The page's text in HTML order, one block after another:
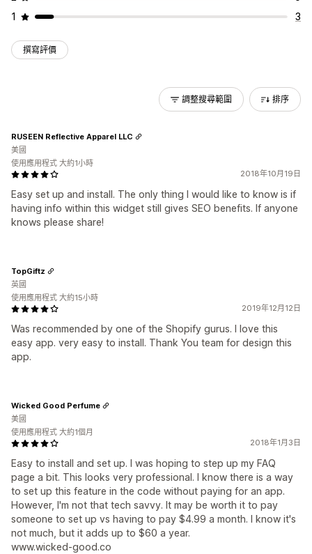
1
3
撰寫評價
調整搜尋範圍 排序
2018年10月19日
Easy set up and install. The only thing I would like to know is if
having info within this widget still gives SEO benefits. If anyone
knows please share!
RUSEEN Reflective Apparel LLC
美國
使用應用程式 大約1小時
2019年12月12日
Was recommended by one of the Shopify gurus. I love this
easy app. very easy to install. Thank You team for design this
app.
TopGiftz
英國
使用應用程式 大約15小時
2018年1月3日
Easy to install and set up. I was hoping to step up my FAQ
page a bit. This looks very professional. I know there is a way
to set up this feature in the code without paying for an app.
However, I'm not that tech savvy. It may be worth it to pay
someone to set up vs having to pay $4.99 a month. I know it's
not much, but it adds up to $60 a year.
www.wicked-good.co
Wicked Good Perfume
美國
使用應用程式 大約1個月